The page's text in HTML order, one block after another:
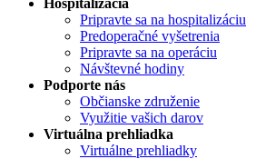
Pripravte sa na hospitalizáciu
Predoperačné vyšetrenia
Pripravte sa na operáciu
Návštevné hodiny
Podporte nás
Občianske združenie
Využitie vašich darov
Virtuálna prehliadka
Virtuálne prehliadky